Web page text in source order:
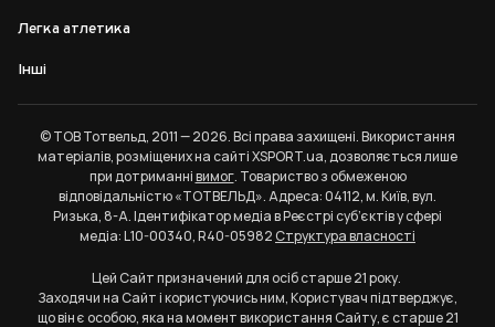
Легка атлетика
Інші
© ТОВ Тотвельд, 2011 — 2026. Всі права захищені. Використання
матеріалів, розміщених на сайті XSPORT.ua, дозволяється лише
при дотриманнівимог. Товариство з обмеженою
відповідальністю «ТОТВЕЛЬД». Адреса: 04112, м. Київ, вул.
Ризька, 8-А. Ідентифікатор медіа в Реєстрі суб’єктів у сфері
медіа: L10-00340, R40-05982Структура власності
Цей Сайт призначений для осіб старше 21 року.
Заходячи на Сайт і користуючись ним, Користувач підтверджує,
що він є особою, яка на момент використання Сайту, є старше 21